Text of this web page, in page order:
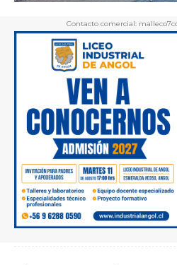
Contacto comercial: